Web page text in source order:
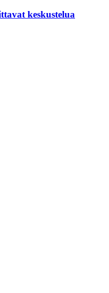
keskustelua